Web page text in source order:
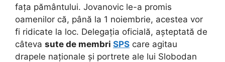
fața pământului. Jovanovic le-a promis
oamenilor că, până la 1 noiembrie, acestea vor
fi ridicate la loc. Delegația oficială, așteptată de
câteva sute de membri SPS care agitau
drapele naționale și portrete ale lui Slobodan